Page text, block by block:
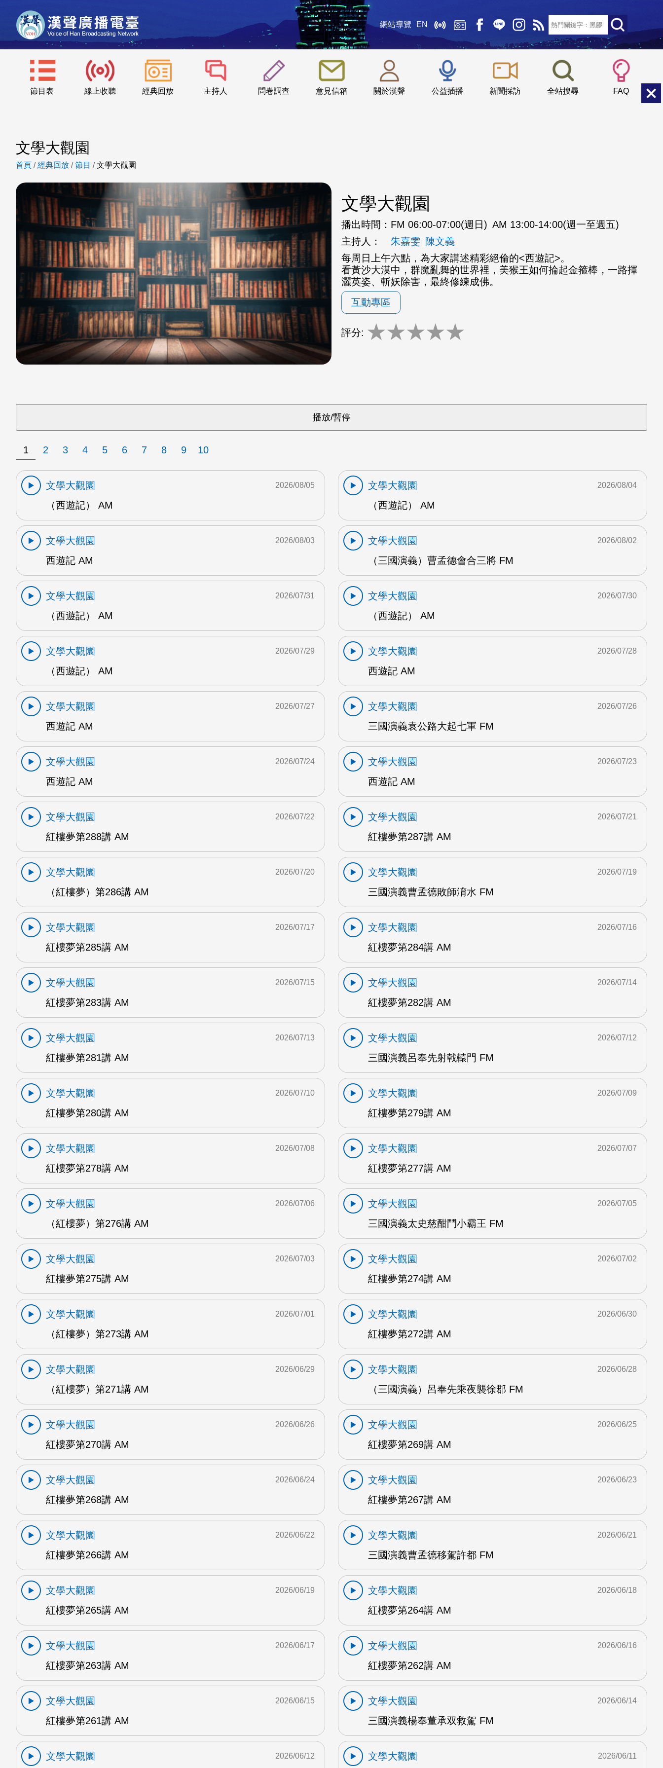
網站導覽 EN
節目表 線上收聽 經典回放 主持人 問卷調查 意見信箱 關於漢聲 公益插播 新聞採訪 全站搜尋 FAQ
::: 小 中
文學大觀園
首頁 /經典回放 /節目 /文學大觀園
文學大觀園
播出時間： FM 06:00-07:00(週日) AM 13:00-14:00(週一至週五)
主持人：
朱嘉雯 陳文義
每周日上午六點，為大家講述精彩絕倫的<西遊記>。
看黃沙大漠中，群魔亂舞的世界裡，美猴王如何掄起金箍棒，一路揮
灑英姿、斬妖除害，最終修練成佛。
互動專區
評分: ★★★★★
1 2 3 4 5 6 7 8 9 10
文學大觀園
（西遊記） AM
2026/08/05
文學大觀園
（西遊記） AM
2026/08/04
文學大觀園
西遊記 AM
2026/08/03
文學大觀園
（三國演義）曹孟德會合三將 FM
2026/08/02
文學大觀園
（西遊記） AM
2026/07/31
文學大觀園
（西遊記） AM
2026/07/30
文學大觀園
（西遊記） AM
2026/07/29
文學大觀園
西遊記 AM
2026/07/28
文學大觀園
西遊記 AM
2026/07/27
文學大觀園
三國演義袁公路大起七軍 FM
2026/07/26
文學大觀園
西遊記 AM
2026/07/24
文學大觀園
西遊記 AM
2026/07/23
文學大觀園
紅樓夢第288講 AM
2026/07/22
文學大觀園
紅樓夢第287講 AM
2026/07/21
文學大觀園
（紅樓夢）第286講 AM
2026/07/20
文學大觀園
三國演義曹孟德敗師淯水 FM
2026/07/19
文學大觀園
紅樓夢第285講 AM
2026/07/17
文學大觀園
紅樓夢第284講 AM
2026/07/16
文學大觀園
紅樓夢第283講 AM
2026/07/15
文學大觀園
紅樓夢第282講 AM
2026/07/14
文學大觀園
紅樓夢第281講 AM
2026/07/13
文學大觀園
三國演義呂奉先射戟轅門 FM
2026/07/12
文學大觀園
紅樓夢第280講 AM
2026/07/10
文學大觀園
紅樓夢第279講 AM
2026/07/09
文學大觀園
紅樓夢第278講 AM
2026/07/08
文學大觀園
紅樓夢第277講 AM
2026/07/07
文學大觀園
（紅樓夢）第276講 AM
2026/07/06
文學大觀園
三國演義太史慈酣鬥小霸王 FM
2026/07/05
文學大觀園
紅樓夢第275講 AM
2026/07/03
文學大觀園
紅樓夢第274講 AM
2026/07/02
文學大觀園
（紅樓夢）第273講 AM
2026/07/01
文學大觀園
紅樓夢第272講 AM
2026/06/30
文學大觀園
（紅樓夢）第271講 AM
2026/06/29
文學大觀園
（三國演義）呂奉先乘夜襲徐郡 FM
2026/06/28
文學大觀園
紅樓夢第270講 AM
2026/06/26
文學大觀園
紅樓夢第269講 AM
2026/06/25
文學大觀園
紅樓夢第268講 AM
2026/06/24
文學大觀園
紅樓夢第267講 AM
2026/06/23
文學大觀園
紅樓夢第266講 AM
2026/06/22
文學大觀園
三國演義曹孟德移駕許都 FM
2026/06/21
文學大觀園
紅樓夢第265講 AM
2026/06/19
文學大觀園
紅樓夢第264講 AM
2026/06/18
文學大觀園
紅樓夢第263講 AM
2026/06/17
文學大觀園
紅樓夢第262講 AM
2026/06/16
文學大觀園
紅樓夢第261講 AM
2026/06/15
文學大觀園
三國演義楊奉董承双救駕 FM
2026/06/14
文學大觀園 2026/06/12 文學大觀園 2026/06/11